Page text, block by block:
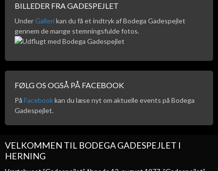
BILLEDER FRA GADESPEJLET
UnderGallerikan du få et indtryk af Bodega Gadespejlet
gennem de mange stemningsfulde fotos.
FØLG OS OGSÅ PÅ FACEBOOK
På Facebookkan du læse nyt om aktuelle events på Bodega
Gadespejlet.
VELKOMMEN TIL BODEGA GADESPEJLET I
HERNING